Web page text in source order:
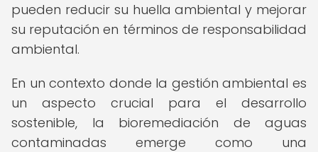
pueden reducir su huella ambiental y mejorar
su reputación en términos de responsabilidad
ambiental.
En un contexto donde la gestión ambiental es
un aspecto crucial para el desarrollo
sostenible, la bioremediación de aguas
contaminadas emerge como una